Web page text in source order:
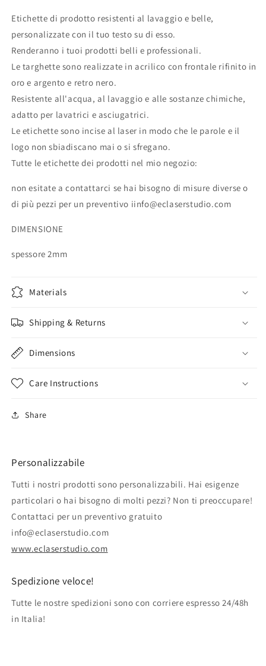
rotonde
vpersonalizzate,
fatte
a
mano
etichette
personalizzate
incise
al
laser,
argento.
rotonde
vpersonalizzate,
fatte
a
mano
etichette
personalizzate
incise
al
laser,
argento.
Etichette di prodotto resistenti al lavaggio e belle,
personalizzate con il tuo testo su di esso.
Renderanno i tuoi prodotti belli e professionali.
Le targhette sono realizzate in acrilico con frontale rifinito in
oro e argento e retro nero.
Resistente all'acqua, al lavaggio e alle sostanze chimiche,
adatto per lavatrici e asciugatrici.
Le etichette sono incise al laser in modo che le parole e il
logo non sbiadiscano mai o si sfregano.
Tutte le etichette dei prodotti nel mio negozio:
non esitate a contattarci se hai bisogno di misure diverse o
di più pezzi per un preventivo iinfo@eclaserstudio.com
DIMENSIONE
spessore 2mm
Materials
Shipping & Returns
Dimensions
Care Instructions
Share
Personalizzabile
Tutti i nostri prodotti sono personalizzabili. Hai esigenze
particolari o hai bisogno di molti pezzi? Non ti preoccupare!
Contattaci per un preventivo gratuito
info@eclaserstudio.com
www.eclaserstudio.com
Spedizione veloce!
Tutte le nostre spedizioni sono con corriere espresso 24/48h
in Italia!